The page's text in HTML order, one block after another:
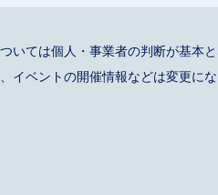
ては個人・事業者の判断が基本と
イベントの開催情報などは変更に